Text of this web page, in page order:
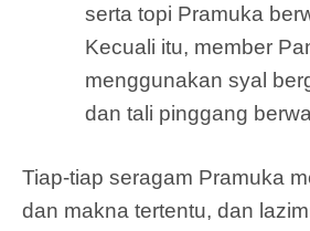
serta topi Pramuka
Kecuali itu, member
menggunakan syal
dan tali pinggang
Tiap-tiap seragam Pramuka
dan makna tertentu, dan